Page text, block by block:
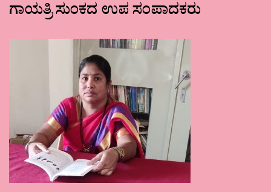
ಗಾಯತ್ರಿ ಸುಂಕದ ಉಪ ಸಂಪಾದಕರು